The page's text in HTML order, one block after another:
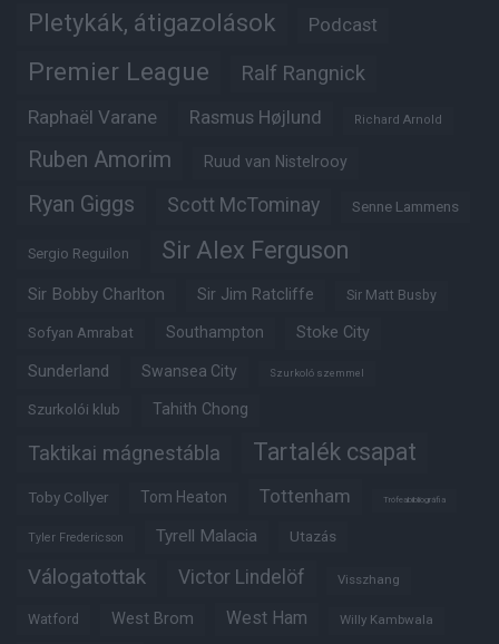
Pletykák, átigazolások Podcast
Premier League Ralf Rangnick
Raphaël Varane Rasmus Højlund Richard Arnold
Ruben Amorim Ruud van Nistelrooy
Ryan Giggs Scott McTominay Senne Lammens
Sergio Reguilon Sir Alex Ferguson
Sir Bobby Charlton Sir Jim Ratcliffe Sir Matt Busby
Sofyan Amrabat Southampton Stoke City
Sunderland Swansea City Szurkoló szemmel
Szurkolói klub Tahith Chong
Taktikai mágnestábla Tartalék csapat
Toby Collyer Tom Heaton Tottenham Trófeabibliográfia
Tyler Fredericson Tyrell Malacia Utazás
Válogatottak Victor Lindelöf Visszhang
Watford West Brom West Ham Willy Kambwala